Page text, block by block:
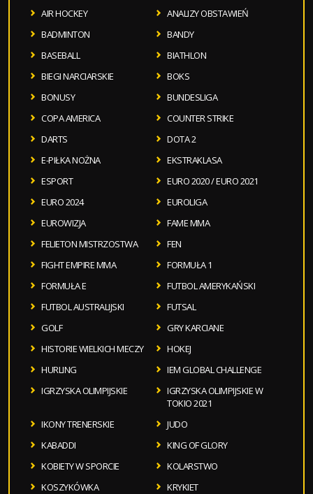
AIR HOCKEY
ANALIZY OBSTAWIEŃ
BADMINTON
BANDY
BASEBALL
BIATHLON
BIEGI NARCIARSKIE
BOKS
BONUSY
BUNDESLIGA
COPA AMERICA
COUNTER STRIKE
DARTS
DOTA 2
E-PIŁKA NOŻNA
EKSTRAKLASA
ESPORT
EURO 2020 / EURO 2021
EURO 2024
EUROLIGA
EUROWIZJA
FAME MMA
FELIETON MISTRZOSTWA
FEN
FIGHT EMPIRE MMA
FORMUŁA 1
FORMUŁA E
FUTBOL AMERYKAŃSKI
FUTBOL AUSTRALIJSKI
FUTSAL
GOLF
GRY KARCIANE
HISTORIE WIELKICH MECZY
HOKEJ
HURLING
IEM GLOBAL CHALLENGE
IGRZYSKA OLIMPIJSKIE
IGRZYSKA OLIMPIJSKIE W
TOKIO 2021
IKONY TRENERSKIE
JUDO
KABADDI
KING OF GLORY
KOBIETY W SPORCIE
KOLARSTWO
KOSZYKÓWKA
KRYKIET